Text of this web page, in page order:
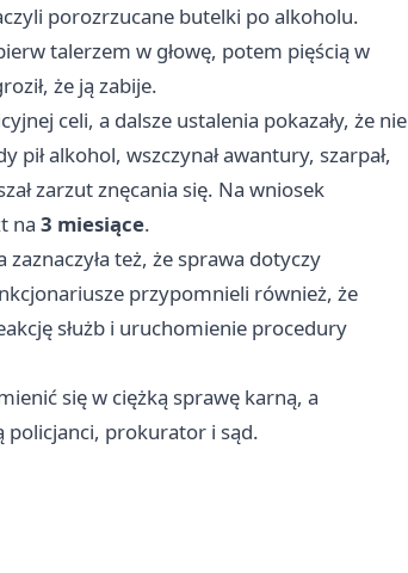
porozrzucane butelki po alkoholu.
talerzem w głowę, potem pięścią w
że ją zabije.
celi, a dalsze ustalenia pokazały, że nie
pił alkohol, wszczynał awantury, szarpał,
zarzut znęcania się. Na wniosek
na 3 miesiące.
zaznaczyła też, że sprawa dotyczy
przypomnieli również, że
służb i uruchomienie procedury
się w ciężką sprawę karną, a
policjanci, prokurator i sąd.